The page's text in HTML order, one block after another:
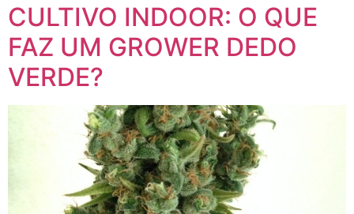
CULTIVO INDOOR: O QUE
FAZ UM GROWER DEDO
VERDE?